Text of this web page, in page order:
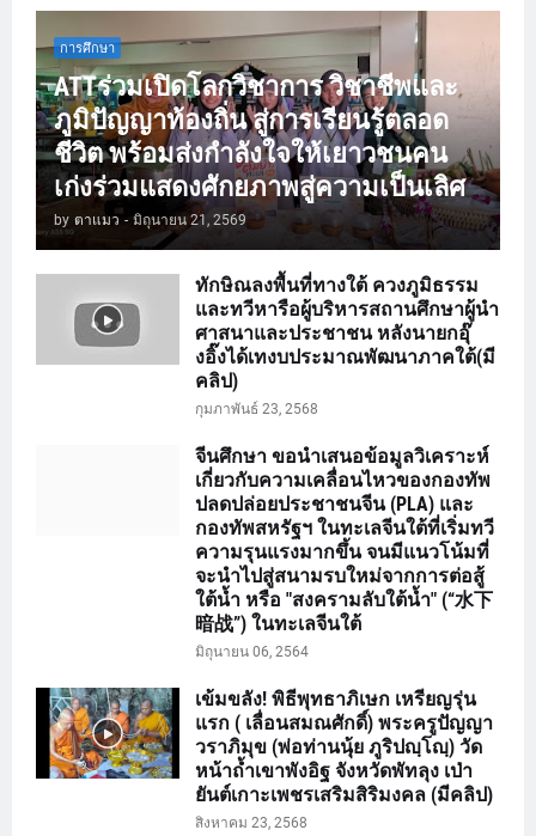
การศึกษา
ATTร่วมเปิดโลกวิชาการ วิชาชีพและ
ภูมิปัญญาท้องถิ่น สู่การเรียนรู้ตลอด
ชีวิต พร้อมส่งกำลังใจให้เยาวชนคน
เก่งร่วมแสดงศักยภาพสู่ความเป็นเลิศ
by ตาแมว - มิถุนายน 21, 2569
ทักษิณลงพื้นที่ทางใต้ ควงภูมิธรรม
และทวีหารือผู้บริหารสถานศึกษาผู้นำ
ศาสนาและประชาชน หลังนายกอุ๊
งอิ๊งได้เทงบประมาณพัฒนาภาคใต้(มี
คลิป)
กุมภาพันธ์ 23, 2568
จีนศึกษา ขอนำเสนอข้อมูลวิเคราะห์
เกี่ยวกับความเคลื่อนไหวของกองทัพ
ปลดปล่อยประชาชนจีน (PLA) และ
กองทัพสหรัฐฯ ในทะเลจีนใต้ที่เริ่มทวี
ความรุนแรงมากขึ้น จนมีแนวโน้มที่
จะนำไปสู่สนามรบใหม่จากการต่อสู้
ใต้น้ำ หรือ "สงครามลับใต้น้ำ" (“水下
暗战”) ในทะเลจีนใต้
มิถุนายน 06, 2564
เข้มขลัง! พิธีพุทธาภิเษก เหรียญรุ่น
แรก ( เลื่อนสมณศักดิ์) พระครูปัญญา
วราภิมุข (พ่อท่านนุ้ย ภูริปญฺโญฺ) วัด
หน้าถ้ำเขาพังอิฐ จังหวัดพัทลุง เป่า
ยันต์เกาะเพชรเสริมสิริมงคล (มีคลิป)
สิงหาคม 23, 2568